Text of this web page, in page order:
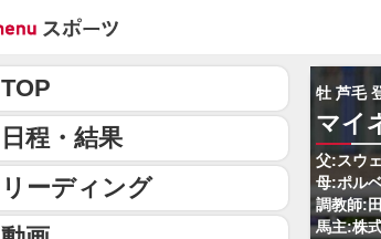
牡 芦毛
マイ
父:スウ
母:ポル
調教師:
馬主:株
TOP
日程・結果
リーディング